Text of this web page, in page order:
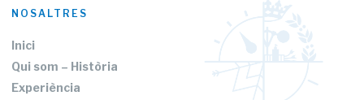
NOSALTRES
Inici
Qui som – Història
Experiència